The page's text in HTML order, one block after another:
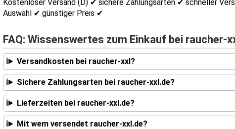
Kostenloser Versand (D) ✔ sichere Zahlungsarten ✔ schneller
Auswahl ✔ günstiger Preis ✔
FAQ: Wissenswertes zum Einkauf bei raucher-
Versandkosten bei raucher-xxl?
Sichere Zahlungsarten bei raucher-xxl.de?
Lieferzeiten bei raucher-xxl.de?
Mit wem versendet raucher-xxl.de?